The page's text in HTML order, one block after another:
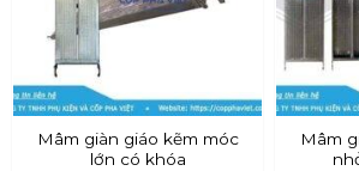
Mâm giàn giáo kẽm móc
lớn có khóa
Mâm